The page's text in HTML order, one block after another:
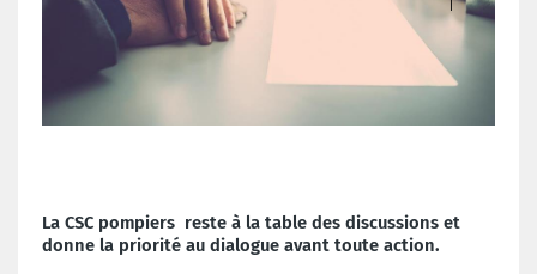
La CSC pompiers reste à la table des discussions et
donne la priorité au dialogue avant toute action.